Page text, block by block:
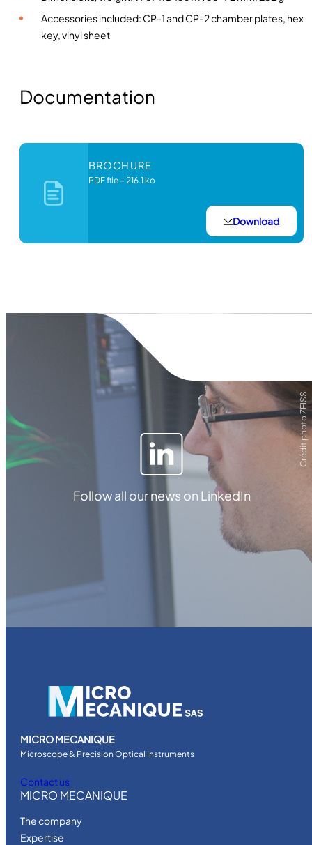
E
t
y
Accessories included: CP-1 and CP-2 chamber plates, hex
key, vinyl sheet
Documentation
BROCHURE
PDF file – 216.1 ko
Download
Follow all our news on LinkedIn
MICRO MECANIQUE
Microscope & Precision Optical Instruments
Contact us
MICRO MECANIQUE
The company
Expertise
Crédit photo ZEISS